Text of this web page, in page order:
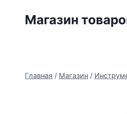
Магазин
Главная / Магазин /